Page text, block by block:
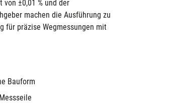
von ±0,01 % und der
machen die Ausführung zu
für präzise Wegmessungen mit
Bauform